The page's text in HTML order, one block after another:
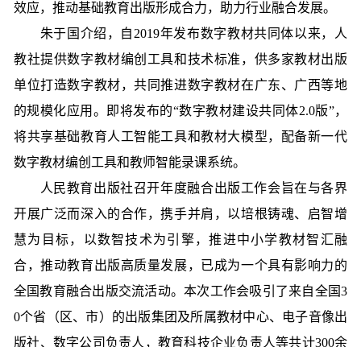
效应，推动基础教育出版形成合力，助力行业融合发展。
朱于国介绍，自2019年发布数字教材共同体以来，人
教社提供数字教材编创工具和技术标准，供多家教材出版
单位打造数字教材，共同推进数字教材在广东、广西等地
的规模化应用。即将发布的“数字教材建设共同体2.0版”，
将共享基础教育人工智能工具和教材大模型，配备新一代
数字教材编创工具和教师智能录课系统。
人民教育出版社召开年度融合出版工作会旨在与各界
开展广泛而深入的合作，携手并肩，以培根铸魂、启智增
慧为目标，以数智技术为引擎，推进中小学教材智汇融
合，推动教育出版高质量发展，已成为一个具有影响力的
全国教育融合出版交流活动。本次工作会吸引了来自全国3
0个省（区、市）的出版集团及所属教材中心、电子音像出
版社、数字公司负责人，教育科技企业负责人等共计300余